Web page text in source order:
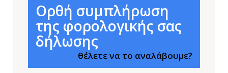
Ορθή συμπλήρωση
της φορολογικής σας
δήλωσης
θέλετε να το αναλάβουμε?